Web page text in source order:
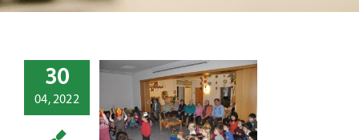
Wirtschaft
Politik
Suche
30
04, 2022
– 19-